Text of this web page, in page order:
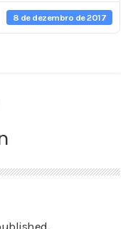
8 de dezembro de 2017